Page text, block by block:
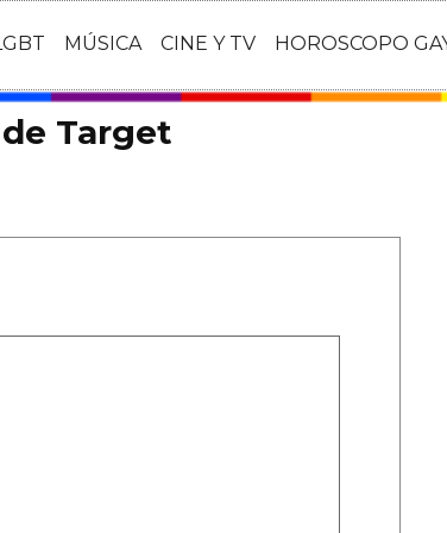
MÚSICA CINE Y TV HOROSCOPO
Target